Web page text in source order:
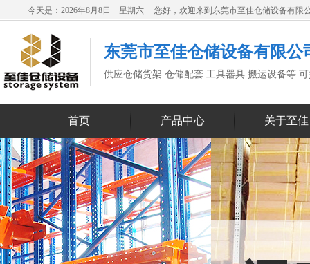
今天是：2026年8月8日 星期六 您好，欢迎来到东莞市至佳仓储设备有限
东莞市至佳仓储设备有限公
供应仓储货架 仓储配套 工具器具 搬运设备等
首页 产品中心 关于至佳